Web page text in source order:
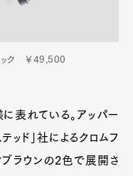
ック ￥49,500
表れている。アッパー
ッド」社によるクロムフ
ブラウンの2色で展開さ